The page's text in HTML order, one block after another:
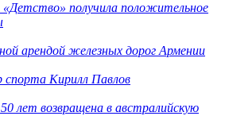
«Детство» получила положительное
арендой железных дорог Армении
Кирилл Павлов
лет возвращена в австралийскую